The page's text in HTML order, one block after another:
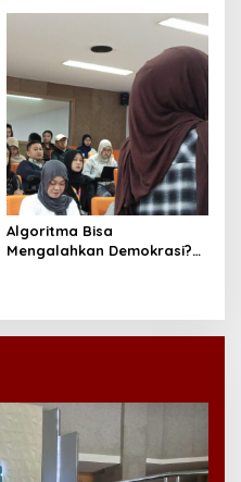
Algoritma Bisa
Mengalahkan Demokrasi?